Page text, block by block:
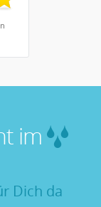
im
Dich da